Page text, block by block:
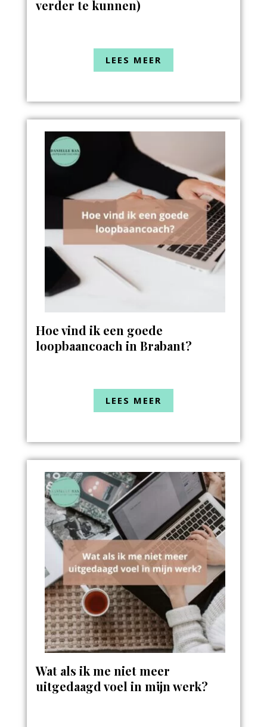
verder te kunnen)
LEES MEER
Hoe vind ik een goede
loopbaancoach in Brabant?
LEES MEER
Wat als ik me niet meer
uitgedaagd voel in mijn werk?